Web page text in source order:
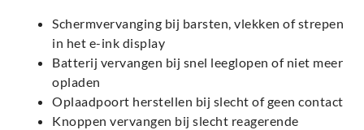
Schermvervanging bij barsten, vlekken of strepen
in het e-ink display
Batterij vervangen bij snel leeglopen of niet meer
opladen
Oplaadpoort herstellen bij slecht of geen contact
Knoppen vervangen bij slecht reagerende